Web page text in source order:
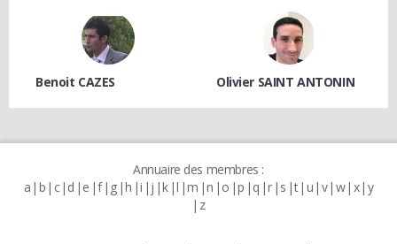
Benoit CAZES Olivier SAINT ANTONIN
Annuaire des membres :
a b c d e f g h i j k l m n o p q r s t u v w x y
z